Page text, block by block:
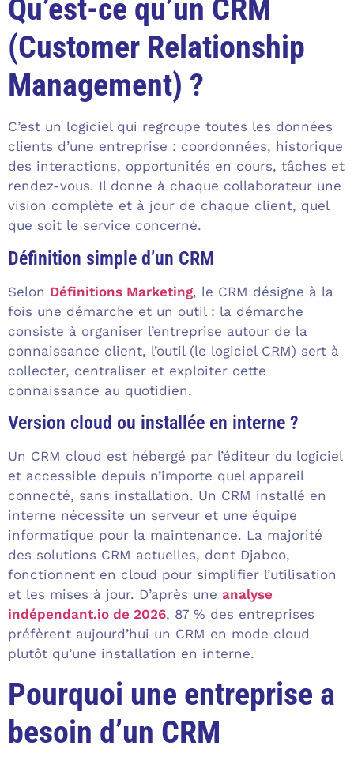
Qu’est-ce qu’un CRM
(Customer Relationship
Management) ?
C’est un logiciel qui regroupe toutes les données
clients d’une entreprise : coordonnées, historique
des interactions, opportunités en cours, tâches et
rendez-vous. Il donne à chaque collaborateur une
vision complète et à jour de chaque client, quel
que soit le service concerné.
Définition simple d’un CRM
Selon Définitions Marketing, le CRM désigne à la
fois une démarche et un outil : la démarche
consiste à organiser l’entreprise autour de la
connaissance client, l’outil (le logiciel CRM) sert à
collecter, centraliser et exploiter cette
connaissance au quotidien.
Version cloud ou installée en interne ?
Un CRM cloud est hébergé par l’éditeur du logiciel
et accessible depuis n’importe quel appareil
connecté, sans installation. Un CRM installé en
interne nécessite un serveur et une équipe
informatique pour la maintenance. La majorité
des solutions CRM actuelles, dont Djaboo,
fonctionnent en cloud pour simplifier l’utilisation
et les mises à jour. D’après une analyse
indépendant.io de 2026, 87 % des entreprises
préfèrent aujourd’hui un CRM en mode cloud
plutôt qu’une installation en interne.
Pourquoi une entreprise a
besoin d’un CRM